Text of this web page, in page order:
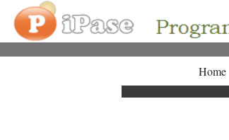
Vai
al
contenuto
Home